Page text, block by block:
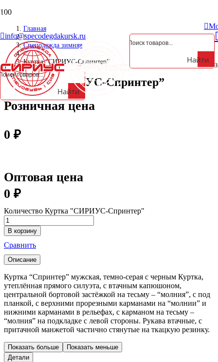
Курская обл., Октябрьский р-н, д. Анахина, ул. Зеленая, д. 5а
info@specodegdakursk.ru
Найти
Найти
Главная
/
Спецодежда зимняя
/
Куртка “СИРИУС-Спринтер”
Куртка “СИРИУС-Спринтер”
Розничная цена
0 ₽
Оптовая цена
0 ₽
Количество Куртка "СИРИУС-Спринтер"
В корзину
Сравнить
Описание
Куртка “Спринтер” мужская, темно-серая с черным Куртка,
утеплённая прямого силуэта, с втачным капюшоном,
центральной бортовой застёжкой на тесьму – “молния”, с под
планкой, с верхними прорезными карманами на “молнии” и
нижними карманами в рельефах, с карманом на тесьму –
“молния” на подкладке с левой стороны. Рукава втачные, с
притачной манжетой частично стянутые на ткацкую резинку.
Показать больше
Показать меньше
Детали